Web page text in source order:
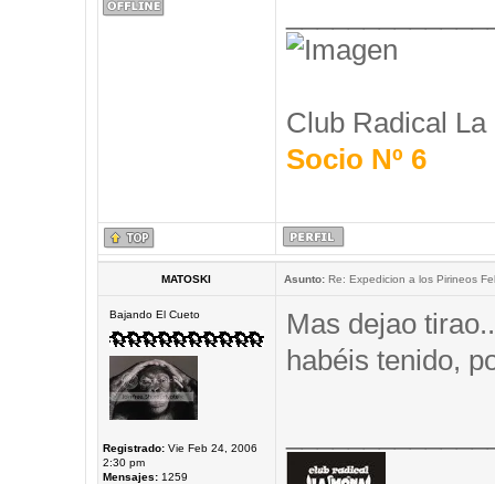
Club Radical La
Socio Nº 6
MATOSKI Asunto:Re: Expedicion a los Pirineos
Bajando El Cueto
Registrado:Vie Feb 24, 2006
2:30 pm
Mensajes:1259
Mas dejao
habéis tenido,